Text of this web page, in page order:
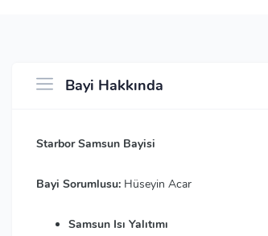
Bayi Hakkında
Starbor Samsun Bayisi
Bayi Sorumlusu: Hüseyin Acar
Samsun Isı Yalıtımı